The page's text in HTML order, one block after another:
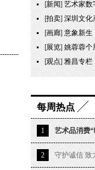
[新闻]艺术家数字文献
[拍卖]深圳文化产
[画廊]意象新生
[展览]姚蓉蓉个
[观点]雅昌专栏 | 唐利伟
每周热点
1 艺术品消费
2 守护诚信 致